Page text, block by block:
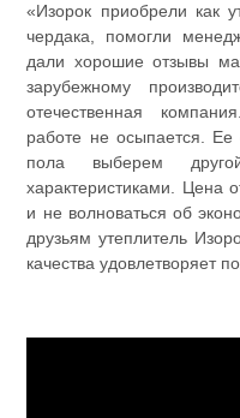
«Изорок приобрели как
чердака, помогли
дали хорошие отзывы
зарубежному
отечественная
работе не осыпается. Ее
пола выберем
характеристиками. Цена
и не волноваться об
друзьям утеплитель
качества удовлетворяет